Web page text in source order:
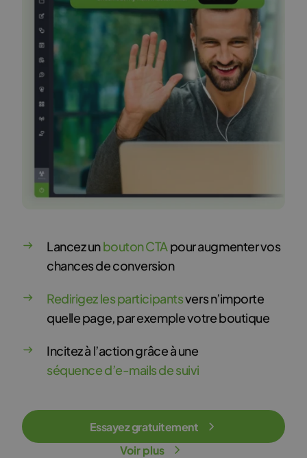
Lancez unbouton CTApour augmenter vos
chances de conversion
Redirigez les participantsvers n’importe
quelle page, par exemple votre boutique
Incitez à l’action grâce à une
séquence d’e-mails de suivi
Essayez gratuitement
Voir plus